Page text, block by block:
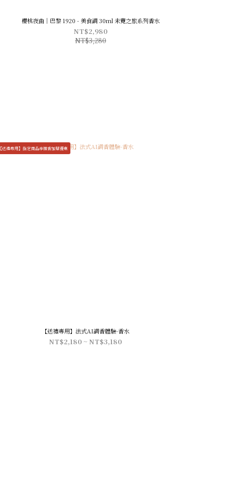
櫻桃夜曲｜巴黎 1920 - 美食調 30ml 未竟之旅系列香水
NT$2,980
NT$3,280
【送禮專用】指定商品享擴香加購優惠
【送禮專用】法式AI調香體驗-香水
NT$2,180 ~ NT$3,180